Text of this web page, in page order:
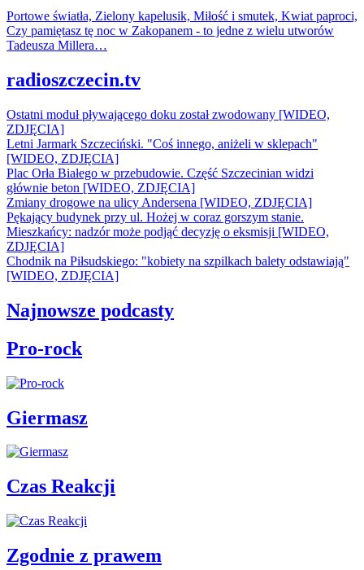
Portowe światła, Zielony kapelusik, Miłość i smutek, Kwiat paproci,
Czy pamiętasz tę noc w Zakopanem - to jedne z wielu utworów
Tadeusza Millera…
radioszczecin.tv
Ostatni moduł pływającego doku został zwodowany [WIDEO,
ZDJĘCIA]
Letni Jarmark Szczeciński. "Coś innego, aniżeli w sklepach"
[WIDEO, ZDJĘCIA]
Plac Orła Białego w przebudowie. Część Szczecinian widzi
głównie beton [WIDEO, ZDJĘCIA]
Zmiany drogowe na ulicy Andersena [WIDEO, ZDJĘCIA]
Pękający budynek przy ul. Hożej w coraz gorszym stanie.
Mieszkańcy: nadzór może podjąć decyzję o eksmisji [WIDEO,
ZDJĘCIA]
Chodnik na Piłsudskiego: "kobiety na szpilkach balety odstawiają"
[WIDEO, ZDJĘCIA]
Najnowsze podcasty
Pro-rock
Giermasz
Czas Reakcji
Zgodnie z prawem